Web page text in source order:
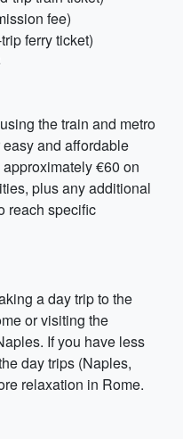
fee)
ferry ticket)
the train and metro
and affordable
€60 on
plus any additional
reach specific
a day trip to the
or visiting the
If you have less
day trips (Naples,
relaxation in Rome.